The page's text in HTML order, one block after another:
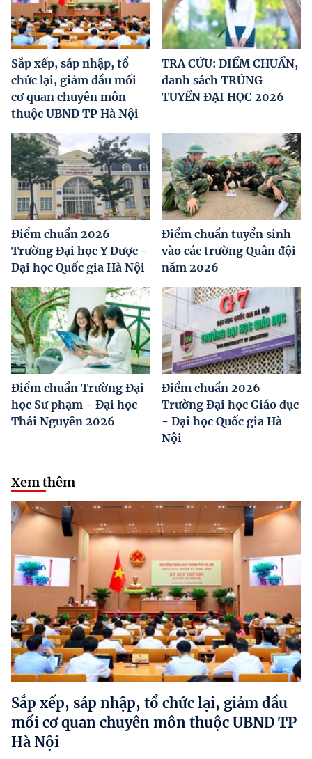
Sắp xếp, sáp nhập, tổ
chức lại, giảm đầu mối
cơ quan chuyên môn
thuộc UBND TP Hà Nội
TRA CỨU: ĐIỂM CHUẨN,
danh sách TRÚNG
TUYỂN ĐẠI HỌC 2026
Điểm chuẩn 2026
Trường Đại học Y Dược -
Đại học Quốc gia Hà Nội
Điểm chuẩn tuyển sinh
vào các trường Quân đội
năm 2026
Điểm chuẩn Trường Đại
học Sư phạm - Đại học
Thái Nguyên 2026
Điểm chuẩn 2026
Trường Đại học Giáo dục
- Đại học Quốc gia Hà
Nội
Xem thêm
Sắp xếp, sáp nhập, tổ chức lại, giảm đầu
mối cơ quan chuyên môn thuộc UBND TP
Hà Nội